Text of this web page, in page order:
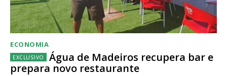
ECONOMIA
Água de Madeiros recupera bar e
prepara novo restaurante